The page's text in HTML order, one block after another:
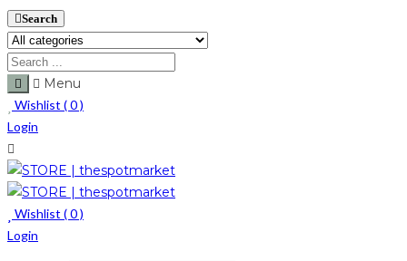
Search
Menu
Wishlist (0)
Login
Wishlist (0)
Login